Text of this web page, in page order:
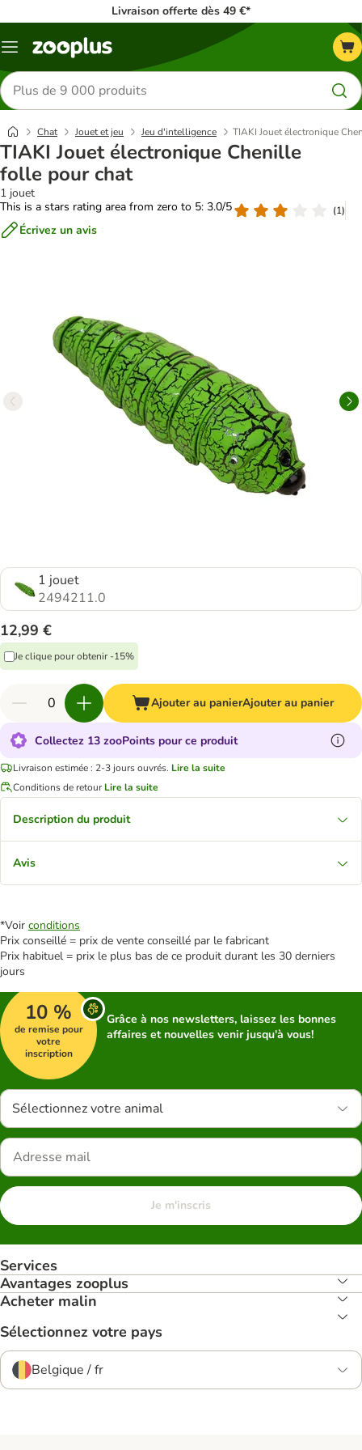
Livraison offerte dès 49 €*
Menu
Rechercher
des
produits
Chat Jouet et jeu Jeu d'intelligence TIAKI Jouet électronique
TIAKI Jouet électronique Chenille
folle pour chat
1 jouet
This is a stars rating area from zero to 5: 3.0/5
(1)
Écrivez un avis
1 jouet
2494211.0
12,99 €
Je clique pour obtenir -15%
Ajouter au panierAjouter au panier
Collectez 13 zooPoints pour ce produit
Livraison estimée : 2-3 jours ouvrés. Lire la suite
Conditions de retour Lire la suite
Description du produit
Avis
*Voir conditions
Prix conseillé = prix de vente conseillé par le fabricant
Prix habituel = prix le plus bas de ce produit durant les 30 derniers
jours
10 %
de remise pour
votre
inscription
Grâce à nos newsletters, laissez les bonnes
affaires et nouvelles venir jusqu'à vous!
Sélectionnez votre animal
Je m'inscris
Services
Avantages zooplus
Acheter malin
Sélectionnez votre pays
Belgique / fr